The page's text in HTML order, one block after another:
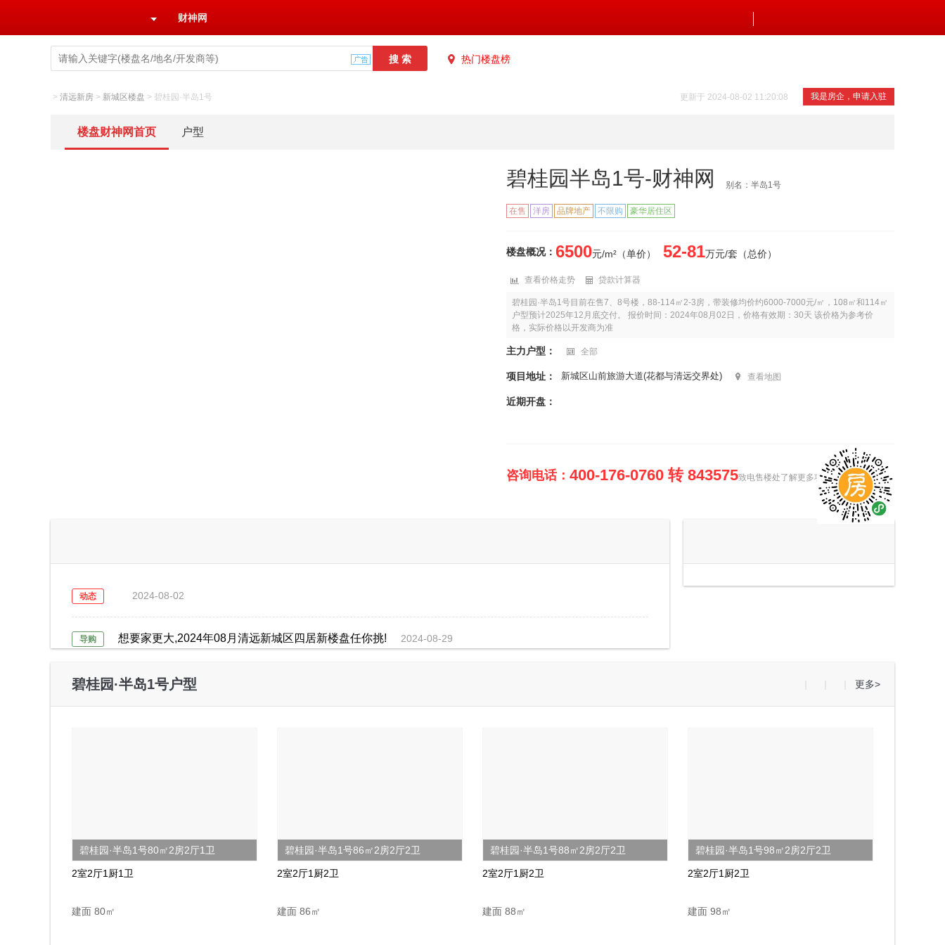
财神网
热门楼盘榜
我是房企，申请入驻
更新于 2024-08-02 11:20:08
> 清远新房 > 新城区楼盘 > 碧桂园·半岛1号
楼盘财神网首页 户型
碧桂园半岛1号-财神网 别名：半岛1号
在售 洋房 品牌地产 不限购 豪华居住区
楼盘概况： 6500元/m²（单价） 52-81万元/套（总价）
查看价格走势 贷款计算器
碧桂园·半岛1号目前在售7、8号楼，88-114㎡2-3房，带装修均价约6000-7000元/㎡，108㎡和114㎡
户型预计2025年12月底交付。 报价时间：2024年08月02日，价格有效期：30天 该价格为参考价
格，实际价格以开发商为准
主力户型： 全部
项目地址： 新城区山前旅游大道(花都与清远交界处) 查看地图
近期开盘：
咨询电话： 400-176-0760 转 843575致电售楼处了解更多项目信息
动态 2024-08-02
导购 想要家更大,2024年08月清远新城区四居新楼盘任你挑!
2024-08-29
碧桂园·半岛1号户型 更多>
碧桂园·半岛1号80㎡2房2厅1卫
2室2厅1厨1卫
建面 80㎡
碧桂园·半岛1号86㎡2房2厅2卫
2室2厅1厨2卫
建面 86㎡
碧桂园·半岛1号88㎡2房2厅2卫
2室2厅1厨2卫
建面 88㎡
碧桂园·半岛1号98㎡2房2厅2卫
2室2厅1厨2卫
建面 98㎡